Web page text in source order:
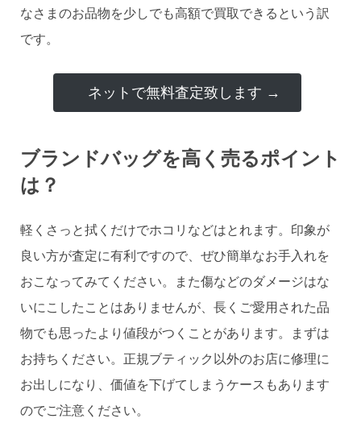
なさまのお品物を少しでも高額で買取できるという訳
です。
ネットで無料査定致します →
ブランドバッグを高く売るポイント
は？
軽くさっと拭くだけでホコリなどはとれます。印象が
良い方が査定に有利ですので、ぜひ簡単なお手入れを
おこなってみてください。また傷などのダメージはな
いにこしたことはありませんが、長くご愛用された品
物でも思ったより値段がつくことがあります。まずは
お持ちください。正規ブティック以外のお店に修理に
お出しになり、価値を下げてしまうケースもあります
のでご注意ください。